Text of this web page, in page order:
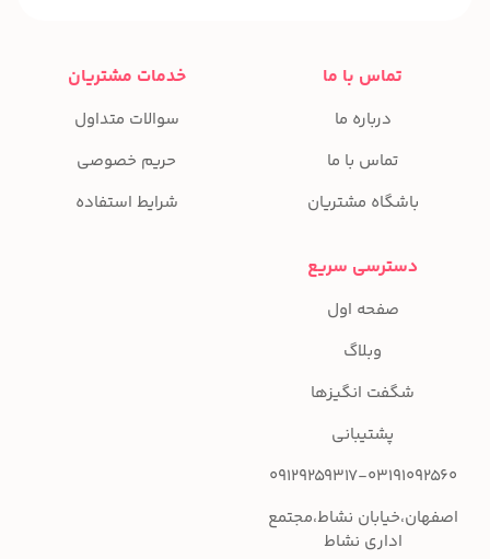
تماس با ما
درباره ما
تماس با ما
باشگاه مشتریان
خدمات مشتریان
سوالات متداول
حریم خصوصی
شرایط استفاده
دسترسی سریع
صفحه اول
وبلاگ
شگفت انگیزها
پشتیبانی
09129259317-03191092560
اصفهان،خیابان نشاط،مجتمع
اداری نشاط